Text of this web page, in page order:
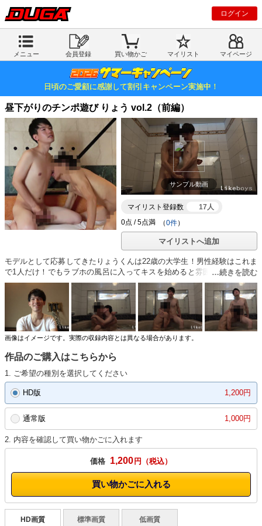
ログイン
メニュー 会員登録 買い物かご マイリスト マイページ
日頃のご愛顧に感謝して割引キャンペーン実施中！
昼下がりのチンポ遊び りょう vol.2（前編）
サンプル動画
マイリスト登録数
17人
（0件）
マイリストへ追加
モデルとして応募してきたりょうくんは22歳の大学生！男性経験はこれま
で1人だけ！でもラブホの風呂に入ってキスを始めると雰囲気出して「あ
ぁ！あぁ！」とよがりまくり！フェラもキスも手慣れたりょうくんに相手
の青年も大興奮！「またしゃぶられに来る？」「うん、また来たい！」と
キスしながらお互いのチンポをシコシコ！！恋人のようにずっとキスしな
がら絡む二人！「あぁ！凄い！」を連発しながらキスしあい、シコリあっ
てしばし、りょうくんに絶頂の時が！「あぁ～！イキそう！！」とキスし
ながらフィニッシュ！青年も「あぁぁ！俺もシコって！！」と懇願しなが
画像はイメージです。実際の収録内容とは異なる場合があります。
作品のご購入はこちらから
1. ご希望の種別を選択してください
HD版 1,200円
通常版 1,000円
2. 内容を確認して買い物かごに入れます
価格 1,200円
買い物かごに入れる
HD画質 標準画質 低画質